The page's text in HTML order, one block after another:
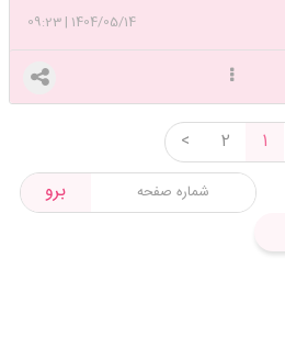
همه چي عالي بود ي نيني ناز ك دائما
شيطوني ميكرد و خودش رو ميكوبيد ب در و ديوار دلم❤️😍😍 ۱۰-۱۲-۹۸ امروز
خدایا شکرت بابت همه ی نعمتهات و
رو واضحتر از همیشه شنیدیم و باهاش
ان شاءالله ۱۲۰سال بتپه قلبت مادر❤️ تا جایی هم ک تونستی
قنج میرفت 😍 بابات کلی ذوق کرده بود
ازینکه تو دختری😍😍 ٢٦-١٢-٩٨ امروز براي اولينبار خيلي واضح لگد زدن و تكون
زده شدم ک یلحظه نفس کشیدن یادم رفت
دلمو تو محکمتر تکون خوردی و کلی کیف
صداي قلبتو شنيدم عروسك مامان😍 هنوز باورم
هستش گفت خیلی خوب وزن گرفتی😍 من قربون اون
1404/05/14
|
09:23
1
2
<
برو